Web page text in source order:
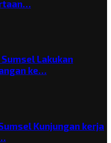
Lakukan
ke…
Kunjungan kerja